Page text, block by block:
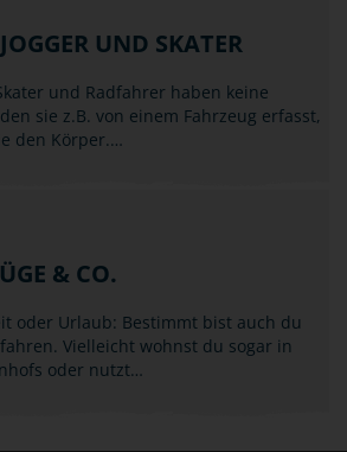
UND SKATER
und Radfahrer haben keine
sie z.B. von einem Fahrzeug erfasst,
den Körper.…
& CO.
oder Urlaub: Bestimmt bist auch du
Vielleicht wohnst du sogar in
oder nutzt…